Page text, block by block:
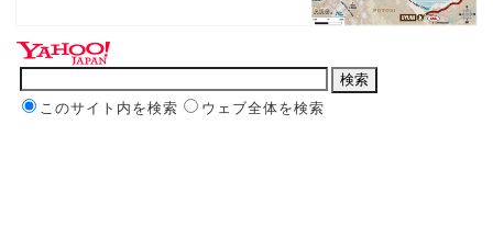
このサイト内を検索 ウェブ全体を検索